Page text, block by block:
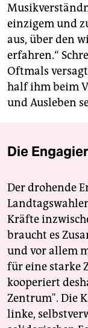
einzigem und
aus, über den
erfahren.“
Oftmals
half ihm beim
und Ausleben
Die
Der drohende
Kräfte
braucht es
und vor allem
für eine starke
kooperiert
Zentrum". Die
linke,